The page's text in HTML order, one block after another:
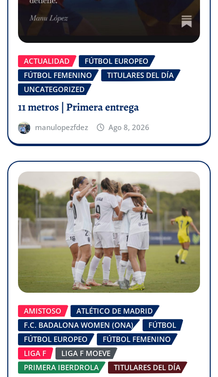
ACTUALIDAD
FÚTBOL EUROPEO
FÚTBOL FEMENINO
TITULARES DEL DÍA
UNCATEGORIZED
11 metros | Primera entrega
manulopezfdez Ago 8, 2026
AMISTOSO
ATLÉTICO DE MADRID
F.C. BADALONA WOMEN (ONA)
FÚTBOL
FÚTBOL EUROPEO
FÚTBOL FEMENINO
LIGA F
LIGA F MOEVE
PRIMERA IBERDROLA
TITULARES DEL DÍA